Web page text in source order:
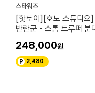
스타워즈
[핫토이][호노 스튜디오
반란군 - 스톰 트루퍼 분
248,000
2,480